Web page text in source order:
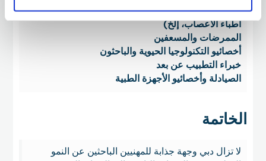
dell'informativa estesa Cookie Policy.
الأطباء المتخصصون (أطباء القلب، أطباء الأورام،
أطباء الأعصاب، إلخ)
الممرضات والمسعفين
أخصائيو التكنولوجيا الحيوية والباحثون
خبراء التطبيب عن بعد
الصيادلة وأخصائيو الأجهزة الطبية
الخاتمة
لا تزال دبي وجهة جذابة للمهنيين الباحثين عن النمو